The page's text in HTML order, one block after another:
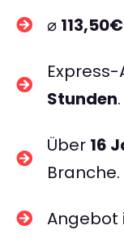
⌀
Stunden.
Über 16
Branche.
Angebot